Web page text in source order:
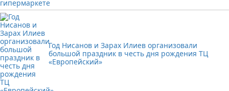
Год Нисанов и Зарах Илиев организовали
большой праздник в честь дня рождения ТЦ
«Европейский»